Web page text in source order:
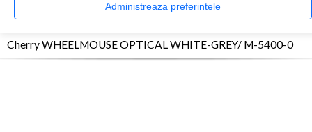
Administreaza preferintele
> Mouse > Cherry WHEELMOUSE OPTICAL WHITE-GREY/
Cherry WHEELMOUSE OPTICAL WHITE-GREY/ M-5400-0